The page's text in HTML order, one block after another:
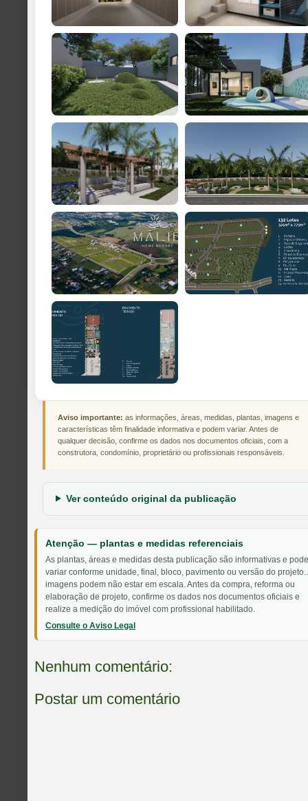
Aviso importante: as informações, áreas, medidas, plantas, imagens e
características têm finalidade informativa e podem variar. Antes de
qualquer decisão, confirme os dados nos documentos oficiais, com a
construtora, condomínio, proprietário ou profissionais responsáveis.
Ver conteúdo original da publicação
Atenção — plantas e medidas referenciais
As plantas, áreas e medidas desta publicação são informativas e
variar conforme unidade, final, bloco, pavimento ou versão do projeto.
imagens podem não estar em escala. Antes da compra, reforma ou
elaboração de projeto, confirme os dados nos documentos oficiais e
realize a medição do imóvel com profissional habilitado.
Consulte o Aviso Legal
Nenhum comentário:
Postar um comentário